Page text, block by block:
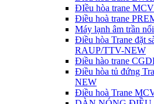
ĐIều hòa trane
Điều hoà trane
Máy lạnh âm trần
Điều hòa Trane đặt
RAUP/TTV-NEW
Điều hào trane
Điều hòa tủ đứng
NEW
Điều hoà Trane